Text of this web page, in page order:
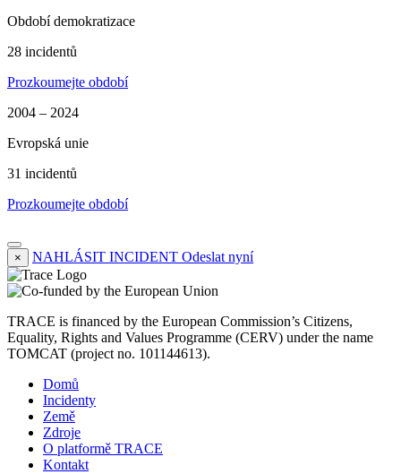
Období demokratizace
28 incidentů
Prozkoumejte období
2004 – 2024
Evropská unie
31 incidentů
Prozkoumejte období
× NAHLÁSIT INCIDENT Odeslat nyní
TRACE is financed by the European Commission’s Citizens,
Equality, Rights and Values Programme (CERV) under the name
TOMCAT (project no. 101144613).
Domů
Incidenty
Země
Zdroje
O platformě TRACE
Kontakt